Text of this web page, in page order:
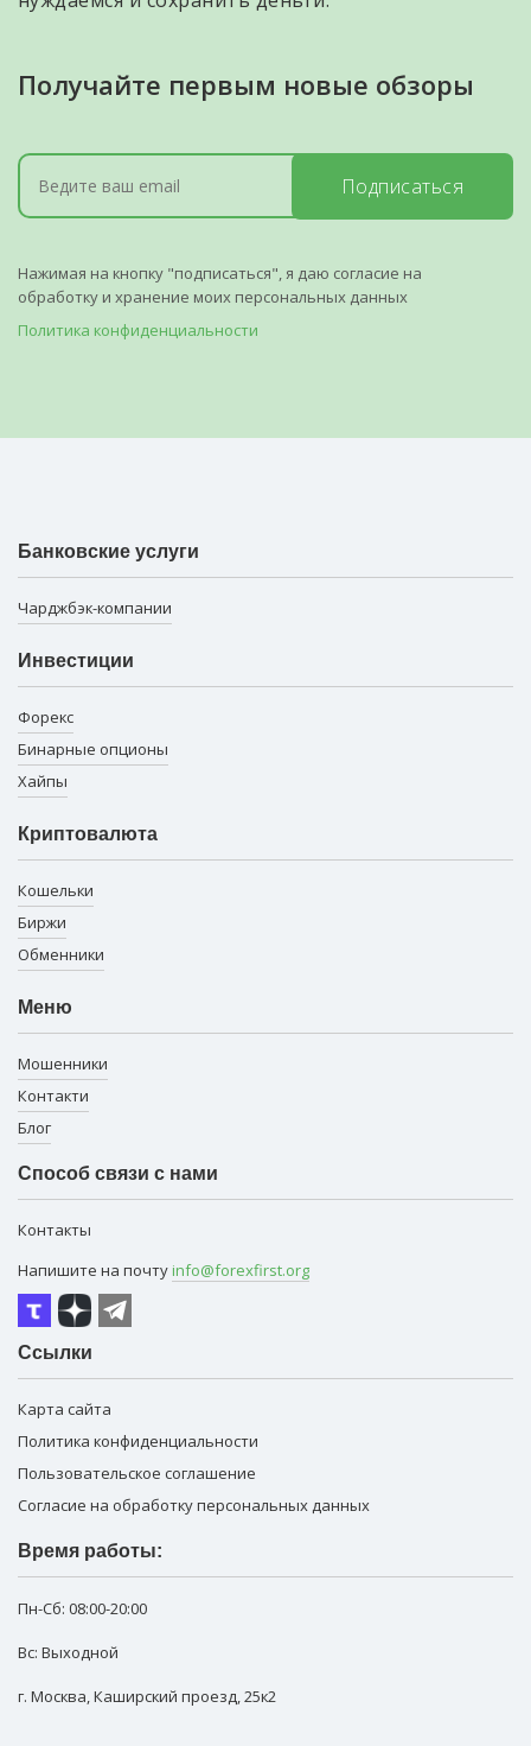
Получайте первым новые обзоры
Подписаться
Нажимая на кнопку "подписаться", я даю согласие на
обработку и хранение моих персональных данных
Политика конфиденциальности
Банковские услуги
Чарджбэк-компании
Инвестиции
Форекс
Бинарные опционы
Хайпы
Криптовалюта
Кошельки
Биржи
Обменники
Меню
Мошенники
Контакти
Блог
Способ связи с нами
Контакты
Напишите на почту info@forexfirst.org
Ссылки
Карта сайта
Политика конфиденциальности
Пользовательское соглашение
Согласие на обработку персональных данных
Время работы:
Пн-Сб: 08:00-20:00
Вс: Выходной
г. Москва,Каширский проезд, 25к2